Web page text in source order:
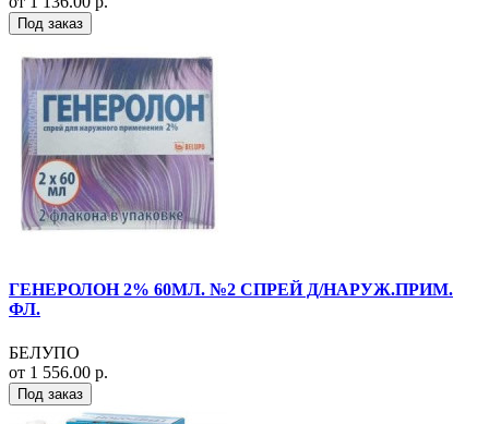
Под заказ
ГЕНЕРОЛОН 2% 60МЛ. №2 СПРЕЙ Д/НАРУЖ.ПРИМ.
ФЛ.
БЕЛУПО
от 1 556.00 р.
Под заказ